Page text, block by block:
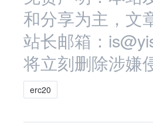
和分享为主，文
站长邮箱：
将立刻删除涉嫌
erc20